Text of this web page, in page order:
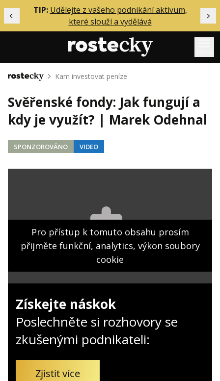
Předchozí
TIP: Udělejte z vašeho podnikání aktivum,
které slouží a vydělává
Mentoring
Podcasty
Solo
Inzerce
O mně
Kontakt
Obchodní podmínky
Hledat
Domů Kam investovat peníze
Svěřenské fondy: Jak fungují a
kdy je využít? | Marek Odehnal
SPONZOROVÁNO VIDEO
Pro přístup k tomuto obsahu prosím
přijměte funkční, analytics, výkon soubory
cookie
Získejte náskok
Poslechněte si rozhovory se
zkušenými podnikateli:
Zjistit více